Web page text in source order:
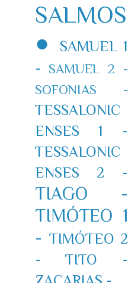
SALMOS
●
SAMUEL 1
-
SAMUEL 2 -
SOFONIAS -
TESSALONIC
ENSES 1 -
TESSALONIC
ENSES 2 -
TIAGO -
TIMÓTEO 1
- TIMÓTEO 2
-
TITO -